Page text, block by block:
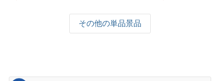
その他の単品景品